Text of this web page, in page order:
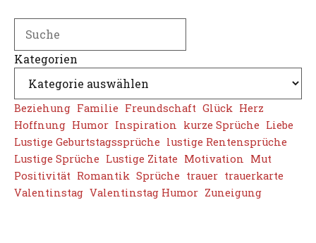
Kategorien
Beziehung Familie Freundschaft Glück Herz
Hoffnung Humor Inspiration kurze Sprüche Liebe
Lustige Geburtstagssprüche lustige Rentensprüche
Lustige Sprüche Lustige Zitate Motivation Mut
Positivität Romantik Sprüche trauer trauerkarte
Valentinstag Valentinstag Humor Zuneigung